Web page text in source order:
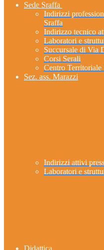
Sede Sraffa
Indirizzi
Sraffa
Indirizzo tecnico
Laboratori e
Succursale di Via
Corsi Serali
Centro Territoriale
Sez. ass. Marazzi
Indirizzi attivi
Laboratori e